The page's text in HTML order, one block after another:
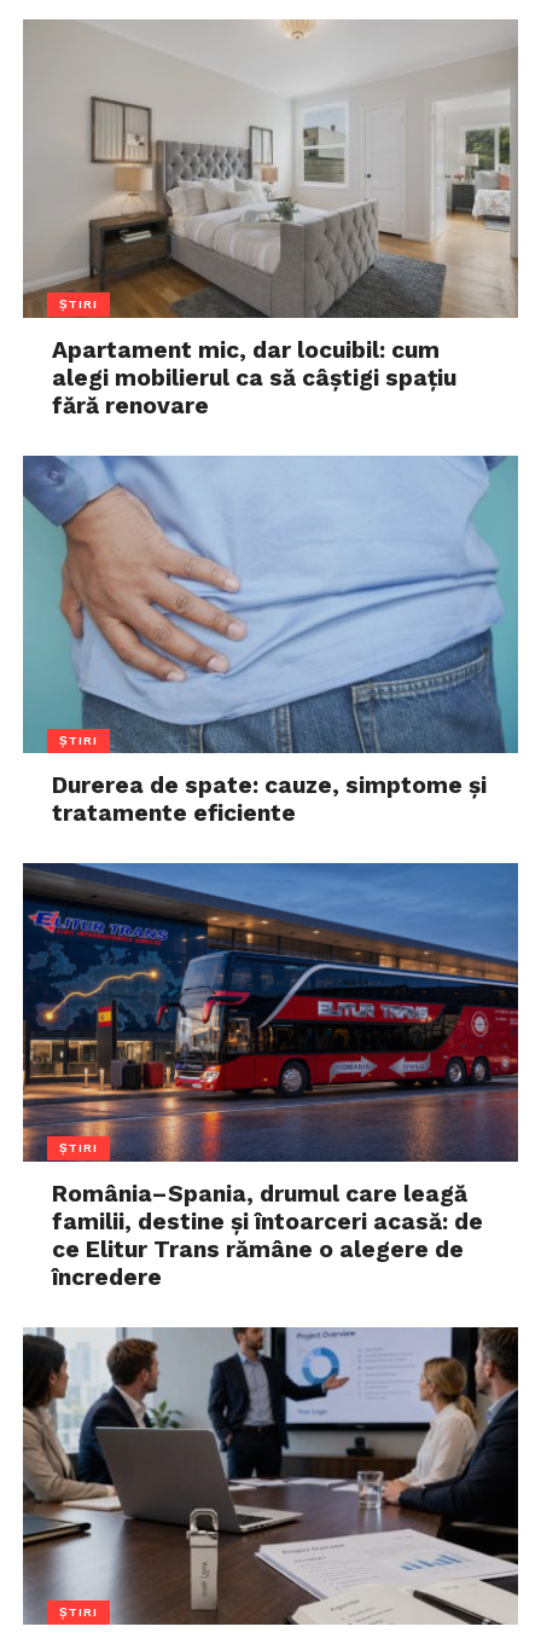
ȘTIRI
Apartament mic, dar locuibil: cum
alegi mobilierul ca să câștigi spațiu
fără renovare
ȘTIRI
Durerea de spate: cauze, simptome și
tratamente eficiente
ȘTIRI
România–Spania, drumul care leagă
familii, destine și întoarceri acasă: de
ce Elitur Trans rămâne o alegere de
încredere
ȘTIRI